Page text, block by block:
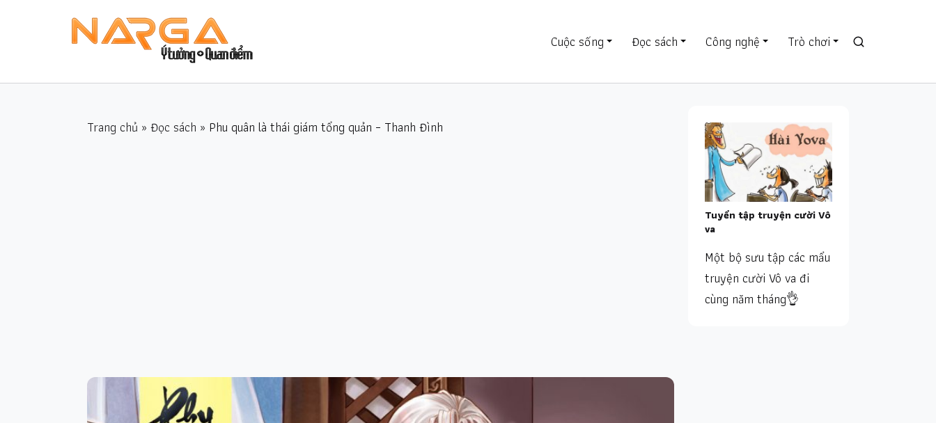
Cuộc sống Đọc sách Công nghệ Trò chơi
Trang chủ » Đọc sách » Phu quân là thái giám tổng quản – Thanh Đình
Tuyển tập truyện cười Vô
va
Một bộ sưu tập các mẩu
truyện cười Vô va đi
cùng năm tháng👌